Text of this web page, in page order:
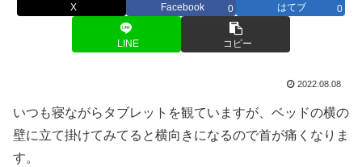
X Facebook 0 はてブ 0
LINE コピー
2022.08.08
いつも寝ながらタブレットを観ていますが、ベッドの横の
壁に立て掛けてみてると横向きになるので首が痛くなりま
す。